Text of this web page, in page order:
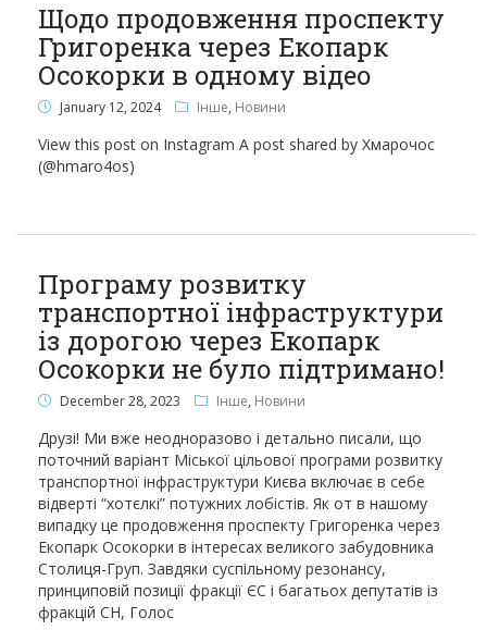
Щодо продовження проспекту
Григоренка через Екопарк
Осокорки в одному відео
January 12, 2024 Інше, Новини
View this post on Instagram A post shared by Хмарочос
(@hmaro4os)
Програму розвитку
транспортної інфраструктури
із дорогою через Екопарк
Осокорки не було підтримано!
December 28, 2023 Інше, Новини
Друзі! Ми вже неодноразово і детально писали, що
поточний варіант Міської цільової програми розвитку
транспортної інфраструктури Києва включає в себе
відверті “хотєлкі” потужних лобістів. Як от в нашому
випадку це продовження проспекту Григоренка через
Екопарк Осокорки в інтересах великого забудовника
Столиця-Груп. Завдяки суспільному резонансу,
принциповій позиції фракції ЄС і багатьох депутатів із
фракцій СН, Голос